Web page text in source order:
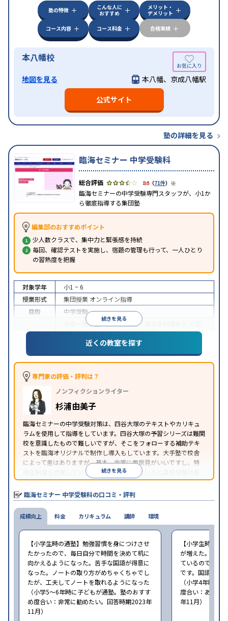
塾の特徴
こんな人に
おすすめ
メリット・
デメリット
コース内容
コース料金 合格実績
本八幡校
地図を見る
本八幡、京成八幡駅
公式サイト
塾の詳細を見る
臨海セミナー 中学受験科
3.6（71件） ※
臨海セミナーの中学受験専門スタッフが、小1か
ら徹底指導する集団塾
編集部のおすすめポイント
少人数クラスで、集中力と緊張感を持続
毎回、確認テストを実施し、宿題の管理も行って、一人ひとり
の習熟度を把握
続きを見る
対象学年
小1 ~ 6
授業形式
集団授業 オンライン指導
目的
中学受験
特徴
中高一貫校生に対応特待生・奨学金制度あり
に学力基準あり不登校生に対応オンライン対応1
科目から受講可能
※2023年10月調査。小学校高学年の集団塾アンケート調査方法を参照
近くの教室を探す
専門家の評価・評判は？
ノンフィクションライター
杉浦由美子
臨海セミナーの中学受験対策は、四谷大塚のテキストやカリキュ
ラムを使用して指導をしています。四谷大塚の予習シリーズは難関
校を意識したもので難しいですが、そこをフォローする補助テキ
ストを臨海オリジナルで制作し導入もしています。大手塾で校舎
によって差はありますが、基本、非常に面倒見がいいですし、特
待生制度も充実しています。臨海セミナーというと高校受験対策
のイメージですが中学受験対策も充実しているように見えます。
続きを見る
臨海セミナー 中学受験科の口コミ・評判
成績向上
【小学生時の通塾】勉強習慣を身につけさせ
たかったので、毎日自分で時間を決めて机に
向かえるようになった。苦手な国語が得意に
なった。ノートの取り方がめちゃくちゃでし
たが、工夫してノートを取れるようになった
（小学5〜6年時に子どもが通塾。塾のおすす
め度合い：非常に勧めたい。回答時期2023年
11月）
【小学生時の通
が増えた。数学
ているので、学
です。国語はま
（小学4年時に
度合い：あまり
年11月）
料金 カリキュラム 講師 環境